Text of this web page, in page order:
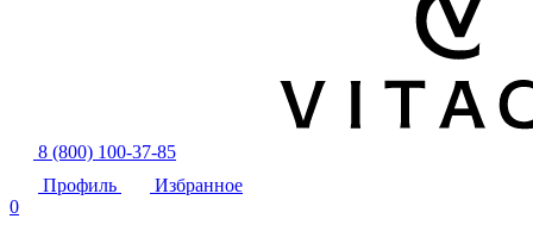
8 (800) 100-37-85
Профиль
Избранное
0